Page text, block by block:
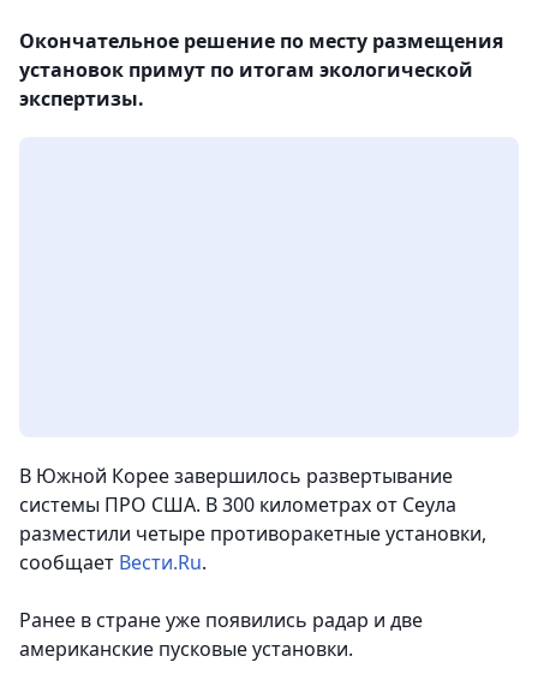
Окончательное решение по месту размещения
установок примут по итогам экологической
экспертизы.
В Южной Корее завершилось развертывание
системы ПРО США. В 300 километрах от Сеула
разместили четыре противоракетные установки,
сообщает Вести.Ru.
Ранее в стране уже появились радар и две
американские пусковые установки.